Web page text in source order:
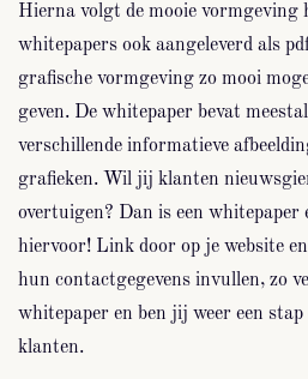
Hierna volgt de mooie vormgeving
whitepapers ook aangeleverd als
grafische vormgeving zo mooi
geven. De whitepaper bevat
verschillende informatieve
grafieken. Wil jij klanten
overtuigen? Dan is een whitepaper
hiervoor! Link door op je website
hun contactgegevens invullen, zo
whitepaper en ben jij weer een
klanten.